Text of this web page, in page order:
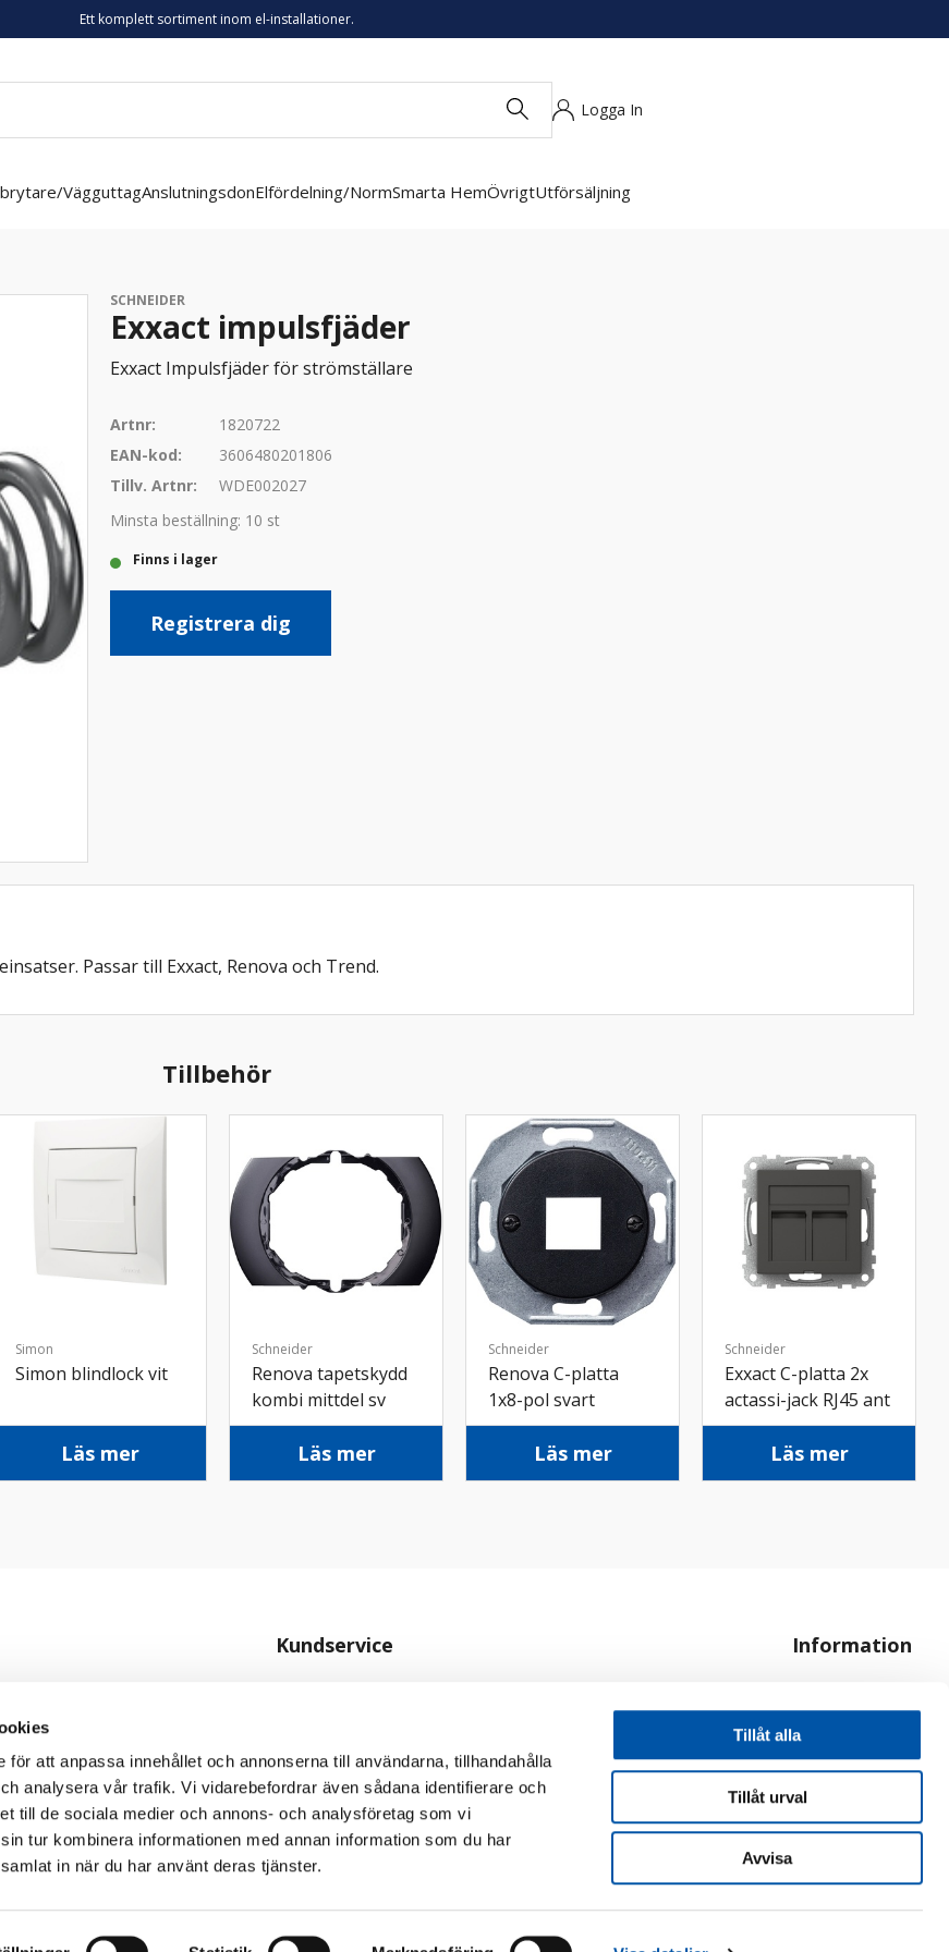
för att anpassa innehållet och annonserna till användarna, tillhandahålla
analysera vår trafik. Vi vidarebefordrar även sådana identifierare och
till de sociala medier och annons- och analysföretag som vi
tur kombinera informationen med annan information som du har
in när du har använt deras tjänster.
Tillåt alla
Tillåt urval
Avvisa
Ett komplett sortiment inom el-installationer.
Logga In
VägguttagAnslutningsdonElfördelning/NormSmarta HemÖvrigtUtförsäljning
SCHNEIDER
Exxact impulsfjäder
Exxact Impulsfjäder för strömställare
Artnr:
1820722
EAN-kod:
3606480201806
Tillv. Artnr:
WDE002027
Minsta beställning: 10 st
Finns i lager
Registrera dig
Passar till Exxact, Renova och Trend.
Tillbehör
Simon
Simon blindlock vit
Läs mer
Schneider
Renova tapetskydd
kombi mittdel sv
Läs mer
Schneider
Renova C-platta
1x8-pol svart
Läs mer
Schneider
Exxact C-platta 2x
actassi-jack RJ45 ant
Läs mer
Kundservice
Personuppgiftspolicy
Cookiepolicy
Information
Hur handlar jag?